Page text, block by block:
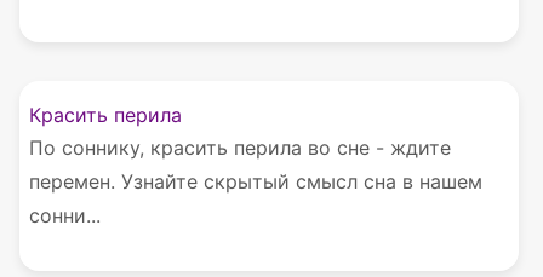
Красить перила
По соннику, красить перила во сне - ждите
перемен. Узнайте скрытый смысл сна в нашем
сонни...